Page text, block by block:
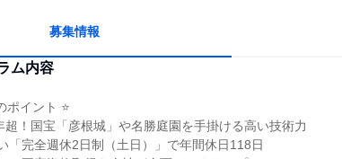
募集情報
ム内容
ポイント ⭐
超！国宝「彦根城」や名勝庭園を手掛ける高い技術力
「完全週休2日制（土日）」で年間休日118日